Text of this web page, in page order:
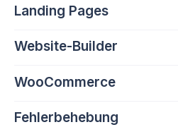
Landing Pages
Website-Builder
WooCommerce
Fehlerbehebung